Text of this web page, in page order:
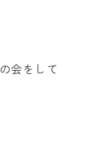
会をして